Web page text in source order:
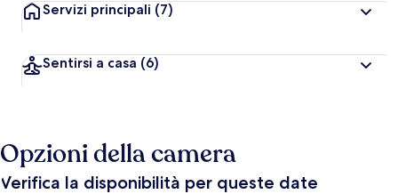
Servizi principali (7)
Sentirsi a casa (6)
Opzioni della camera
Verifica la disponibilità per queste date